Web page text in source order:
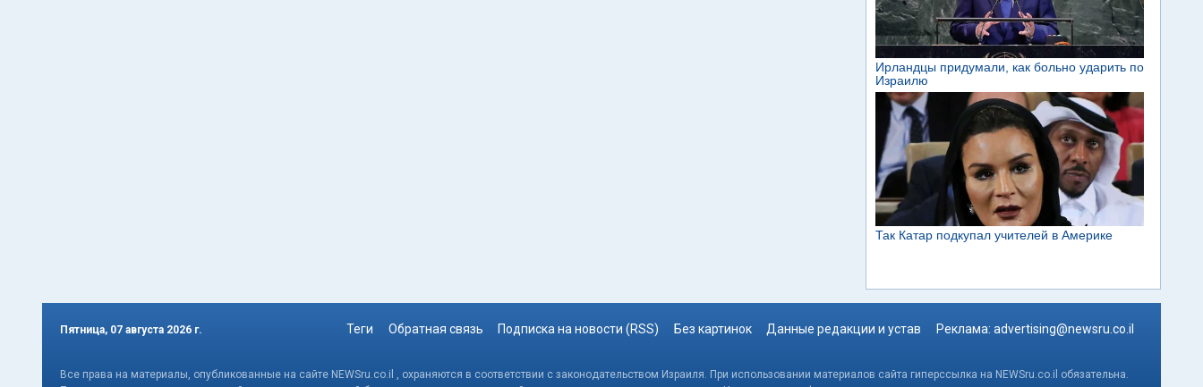
Пятница, 07 августа 2026 г. Теги Обратная связь Подписка на новости (RSS) Без картинок Данные редакции и устав Реклама: advertising@newsru.co.il
Все права на материалы, опубликованные на сайте NEWSru.co.il , охраняются в соответствии с законодательством Израиля. При использовании материалов сайта гиперссылка на NEWSru.co.il обязательна.